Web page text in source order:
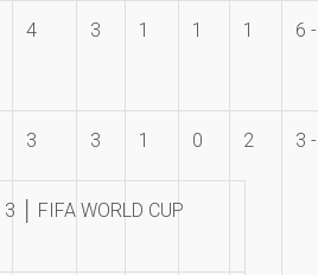
4 3 1 1 1 6
3 3 1 0 2 3
│ FIFA WORLD CUP